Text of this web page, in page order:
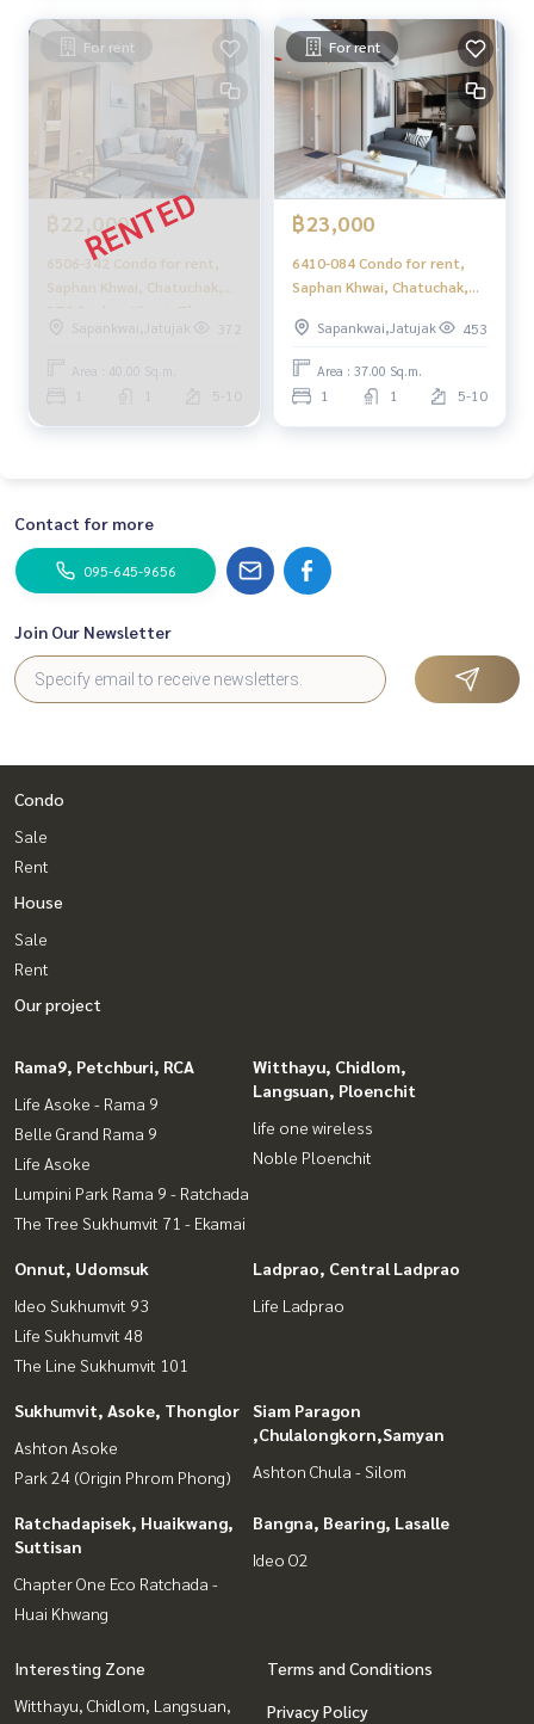
For rent
฿22,000
6506-342 Condo for rent,
Saphan Khwai, Chatuchak,
BTS Saphan Khwai, The
Reserve Phahol - Pradipat
Sapankwai,Jatujak 372
Area : 40.00 Sq.m.
5-10
For rent
฿23,000
6410-084 Condo for rent,
Saphan Khwai, Chatuchak,
Reserve Phahol - Pradipat
Duplex 1 bed.
Sapankwai,Jatujak 453
Area : 37.00 Sq.m.
1 1 5-10
Contact for more
095-645-9656
Join Our Newsletter
Condo
Sale
Rent
House
Sale
Rent
Our project
Rama9, Petchburi, RCA
Life Asoke - Rama 9
Belle Grand Rama 9
Life Asoke
Lumpini Park Rama 9 - Ratchada
The Tree Sukhumvit 71 - Ekamai
Witthayu, Chidlom,
Langsuan, Ploenchit
life one wireless
Noble Ploenchit
Onnut, Udomsuk
Ideo Sukhumvit 93
Life Sukhumvit 48
The Line Sukhumvit 101
Ladprao, Central Ladprao
Life Ladprao
Sukhumvit, Asoke, Thonglor
Ashton Asoke
Park 24 (Origin Phrom Phong)
Siam Paragon
,Chulalongkorn,Samyan
Ashton Chula - Silom
Ratchadapisek, Huaikwang,
Suttisan
Chapter One Eco Ratchada -
Huai Khwang
Bangna, Bearing, Lasalle
Ideo O2
Interesting Zone
Witthayu, Chidlom, Langsuan,
Terms and Conditions
Privacy Policy